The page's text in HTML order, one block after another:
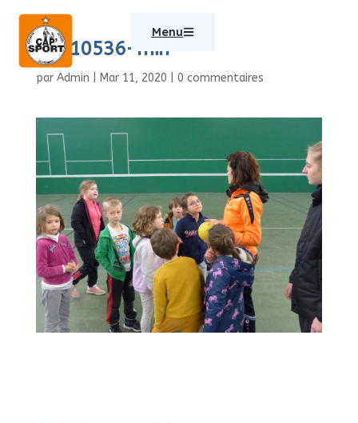
Menu
P1110536-min
par Admin Mar 11, 2020 0 commentaires